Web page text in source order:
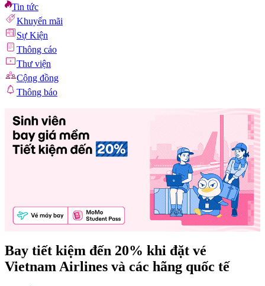
Tin tức
Khuyến mãi
Sự Kiện
Thông cáo
Thư viện
Cộng đồng
Thông báo
Bay tiết kiệm đến 20% khi đặt vé
Vietnam Airlines và các hãng quốc tế